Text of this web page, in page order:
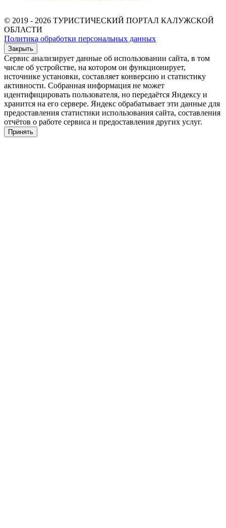
© 2019 - 2026 ТУРИСТИЧЕСКИЙ ПОРТАЛ КАЛУЖСКОЙ
ОБЛАСТИ
Политика обработки персональных данных
Закрыть
Сервис анализирует данные об использовании сайта, в том
числе об устройстве, на котором он функционирует,
источнике установки, составляет конверсию и статистику
активности. Собранная информация не может
идентифицировать пользователя, но передаётся Яндексу и
хранится на его сервере. Яндекс обрабатывает эти данные для
предоставления статистики использования сайта, составления
отчётов о работе сервиса и предоставления других услуг.
Принять